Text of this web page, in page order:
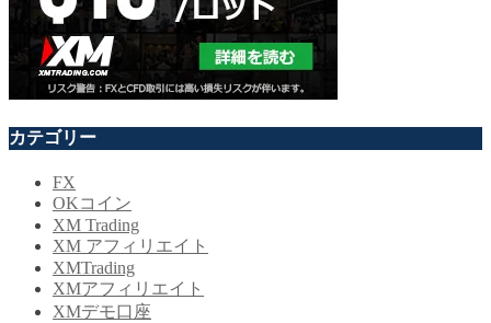
カテゴリー
FX
OKコイン
XM Trading
XM アフィリエイト
XMTrading
XMアフィリエイト
XMデモ口座